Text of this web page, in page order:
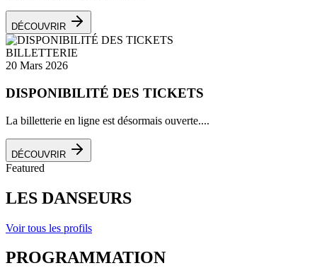
DÉCOUVRIR
BILLETTERIE
20 Mars 2026
DISPONIBILITÉ DES TICKETS
La billetterie en ligne est désormais ouverte....
DÉCOUVRIR
Featured
LES DANSEURS
Voir tous les profils
PROGRAMMATION